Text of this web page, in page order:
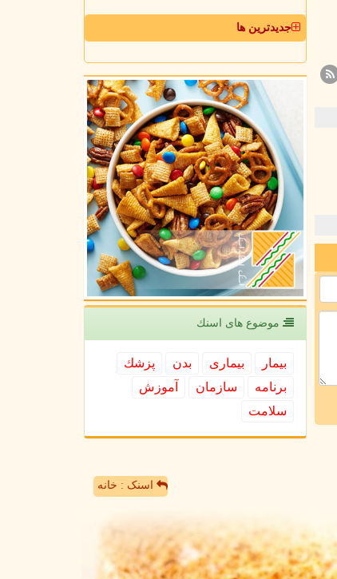
جدیدترین ها
موضوع های اسنك
بیمار بیماری بدن
پزشك
برنامه
سازمان
آموزش
سلامت
اسنک : خانه